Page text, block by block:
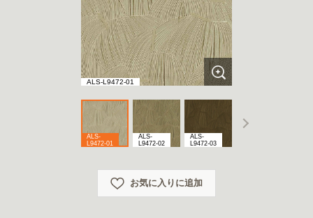
ALS-L9472-01
ALS-
L9472-01
ALS-
L9472-02
ALS-
L9472-03
お気に入りに追加